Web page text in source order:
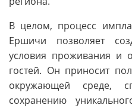
В целом, процесс
Ершичи позволяет
условия проживания и
гостей. Он приносит
окружающей среде,
сохранению